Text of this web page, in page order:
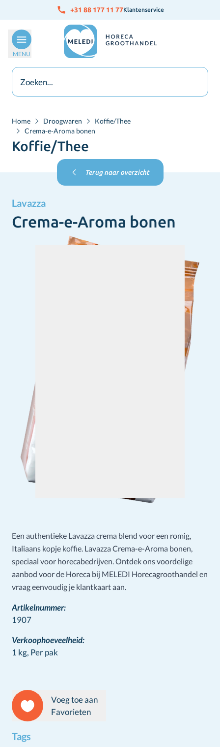
Ga naar de inhoud +31 88 177 11 77Klantenservice
MENU
Home Droogwaren
Koffie/Thee
Crema-e-Aroma bonen
Koffie/Thee
Terug naar overzicht
Lavazza
Crema-e-Aroma bonen
Een authentieke Lavazza crema blend voor een romig,
Italiaans kopje koffie. Lavazza Crema-e-Aroma bonen,
speciaal voor horecabedrijven. Ontdek ons voordelige
aanbod voor de Horeca bij MELEDI Horecagroothandel en
vraag eenvoudig je klantkaart aan.
Artikelnummer:
1907
Verkoophoeveelheid:
1 kg, Per pak
Voeg toe aan
Favorieten
Tags